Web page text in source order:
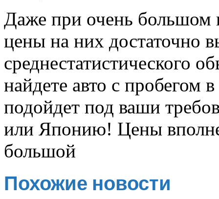
Даже при очень большом
цены на них достаточно
среднестатистического
найдете авто с пробегом
подойдет под ваши
или Японию! Цены
большой
Похожие новости